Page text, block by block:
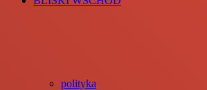
polityka